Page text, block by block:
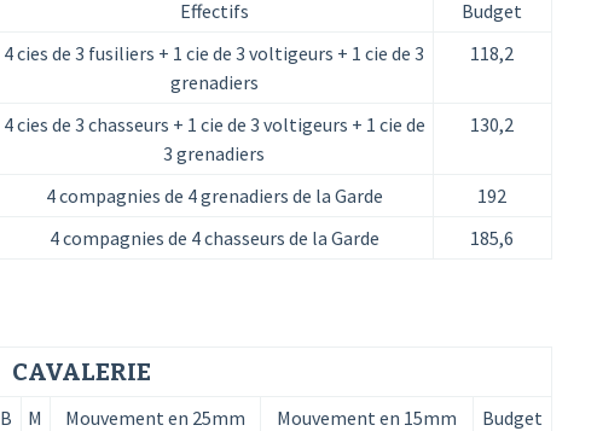
Effectifs
Budget
4 cies de 3 fusiliers + 1 cie de 3 voltigeurs + 1 cie de 3
grenadiers
118,2
4 cies de 3 chasseurs + 1 cie de 3 voltigeurs + 1 cie de
3 grenadiers
130,2
4 compagnies de 4 grenadiers de la Garde
192
4 compagnies de 4 chasseurs de la Garde 185,6
CAVALERIE
B M Mouvement en 25mm Mouvement en 15mm
Budget